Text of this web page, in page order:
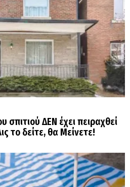
σπιτιού ΔΕΝ έχει πειραχθεί
το δείτε, θα Μείνετε!